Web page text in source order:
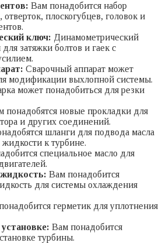
Вам понадобится набор
плоскогубцев, головок и
ключ: Динамометрический
затяжки болтов и гаек с
Сварочный аппарат может
модификации выхлопной системы.
может понадобиться для резки
понадобятся новые прокладки для
и других соединений.
шланги для подвода масла
к турбине.
специальное масло для
Вам понадобится
для системы охлаждения
герметик для уплотнения
Вам понадобится
турбины.